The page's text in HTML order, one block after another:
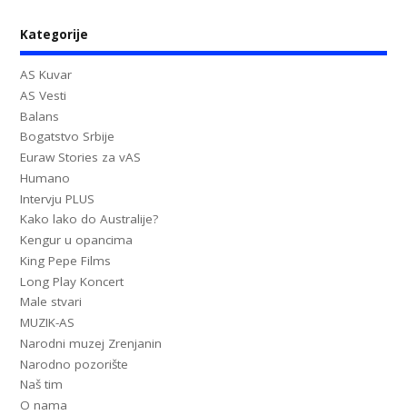
Kategorije
AS Kuvar
AS Vesti
Balans
Bogatstvo Srbije
Euraw Stories za vAS
Humano
Intervju PLUS
Kako lako do Australije?
Kengur u opancima
King Pepe Films
Long Play Koncert
Male stvari
MUZIK-AS
Narodni muzej Zrenjanin
Narodno pozorište
Naš tim
O nama